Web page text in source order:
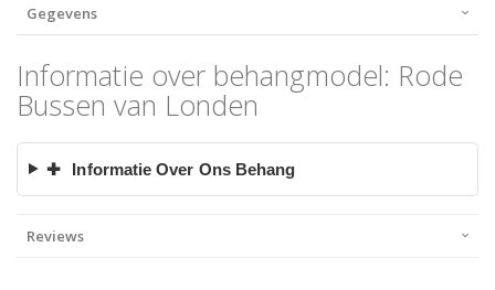
Gegevens
Informatie over behangmodel: Rode
Bussen van Londen
✚ Informatie Over Ons Behang
Reviews